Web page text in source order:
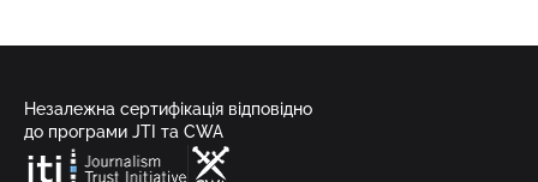
Незалежна сертифікація відповідно
до програми JTI та CWA